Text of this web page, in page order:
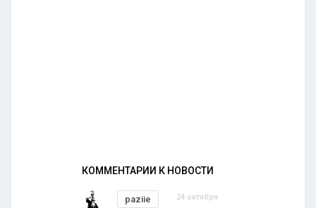
КОММЕНТАРИИ К НОВОСТИ
paziie 24 октября